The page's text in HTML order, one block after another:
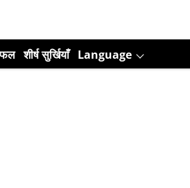
शीर्ष सुर्खियाँ Language